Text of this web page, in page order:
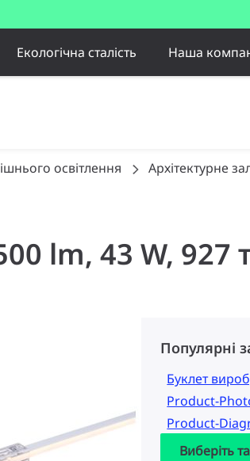
Екологічна сталість Наша
освітлення Архітектурне
lm, 43 W, 927
Популярні
Буклет
Product-
Product-
Виберіть